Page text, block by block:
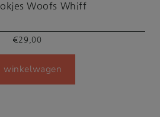
Woofs Whiff
€29,00
winkelwagen